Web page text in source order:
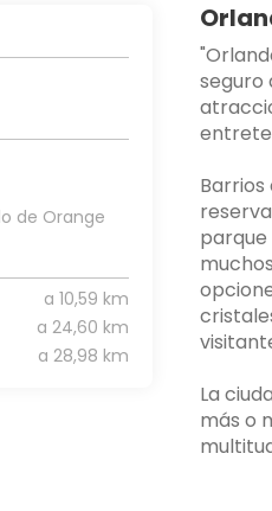
seguro
parque
La
más o
de Orange
a 10,59 km
a 24,60 km
a 28,98 km